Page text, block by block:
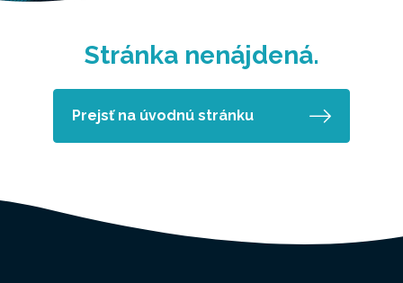
Stránka nenájdená.
Prejsť na úvodnú stránku